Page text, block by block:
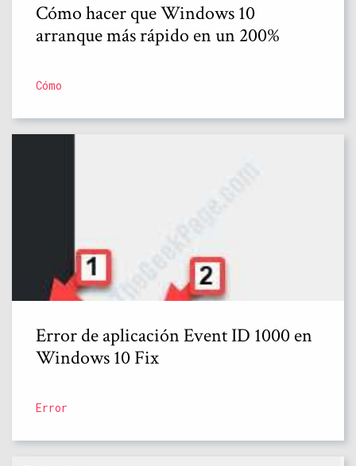
Cómo hacer que Windows 10
arranque más rápido en un 200%
Cómo
Error de aplicación Event ID 1000 en
Windows 10 Fix
Error